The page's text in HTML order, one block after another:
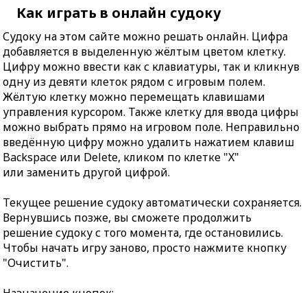
Как играть в онлайн судоку
Судоку на этом сайте можно решать онлайн. Цифра
добавляется в выделенную жёлтым цветом клетку.
Цифру можно ввести как с клавиатуры, так и кликнув
одну из девяти клеток рядом с игровым полем.
Жёлтую клетку можно перемещать клавишами
управления курсором. Также клетку для ввода цифры
можно выбрать прямо на игровом поле. Неправильно
введённую цифру можно удалить нажатием клавиш
Backspace или Delete, кликом по клетке "X"
или заменить другой цифрой.
Текущее решение судоку автоматически сохраняется.
Вернувшись позже, вы сможете продолжить
решение судоку с того момента, где остановились.
Чтобы начать игру заново, просто нажмите кнопку
"Очистить".